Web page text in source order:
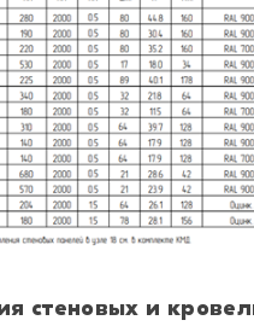
стеновых и